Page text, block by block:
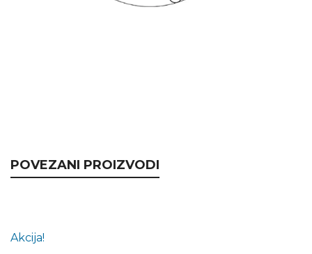
POVEZANI PROIZVODI
Akcija!